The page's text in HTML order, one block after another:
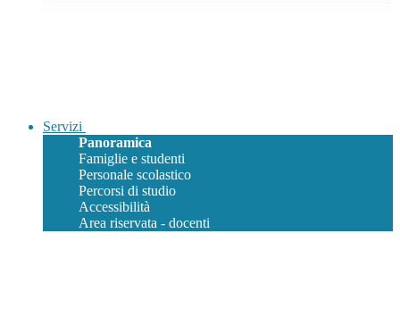
Servizi
Panoramica
Famiglie e studenti
Personale scolastico
Percorsi di studio
Accessibilità
Area riservata - docenti